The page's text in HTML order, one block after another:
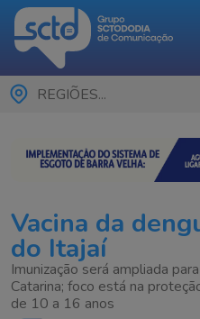
REGIÕES...
Vacina da
do Itajaí
Imunização será ampliada
Catarina; foco está na
de 10 a 16 anos